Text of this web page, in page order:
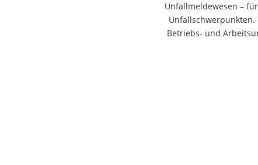
Unfallmeldewesen –
Betriebs- und